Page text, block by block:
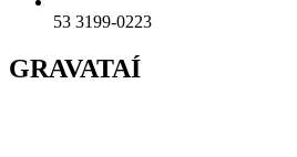
53 3199-0223
GRAVATAÍ